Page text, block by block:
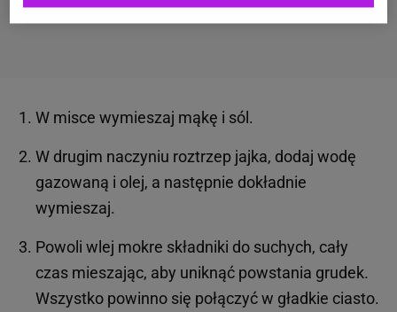
W misce wymieszaj mąkę i sól.
W drugim naczyniu roztrzep jajka, dodaj wodę
gazowaną i olej, a następnie dokładnie
wymieszaj.
Powoli wlej mokre składniki do suchych, cały
czas mieszając, aby uniknąć powstania grudek.
Wszystko powinno się połączyć w gładkie ciasto.